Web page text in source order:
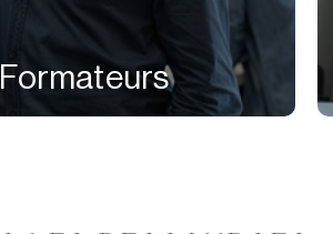
Formateurs